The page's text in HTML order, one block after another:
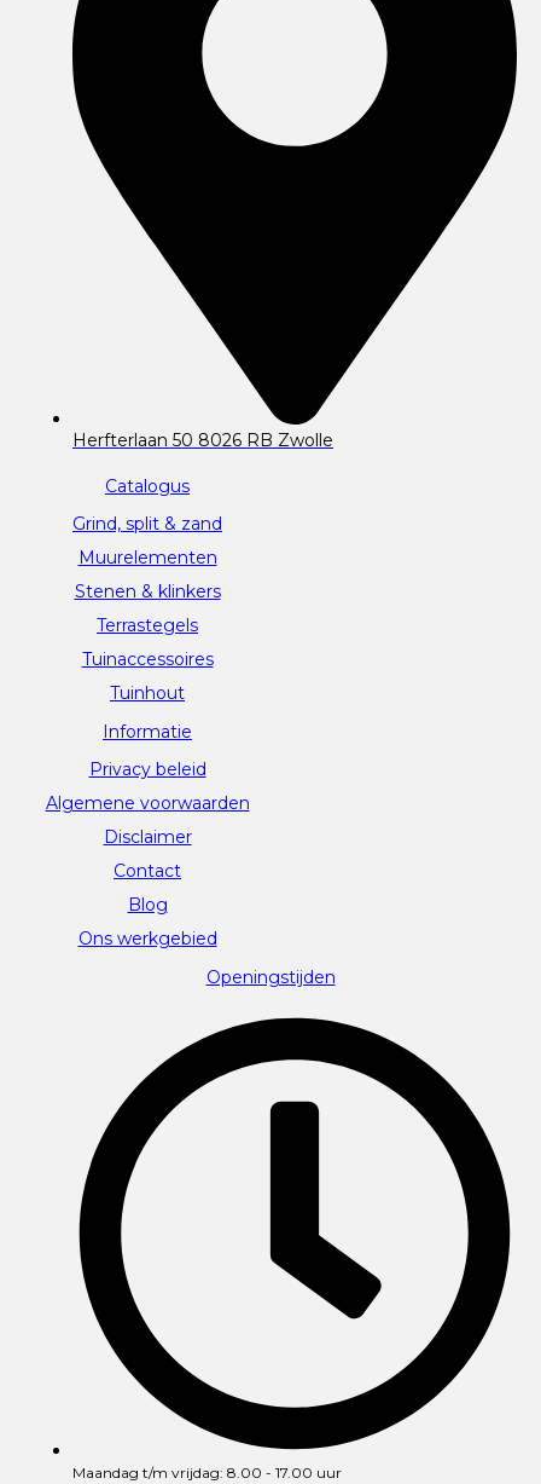
Herfterlaan 50 8026 RB Zwolle
Catalogus
Grind, split & zand
Muurelementen
Stenen & klinkers
Terrastegels
Tuinaccessoires
Tuinhout
Informatie
Privacy beleid
Algemene voorwaarden
Disclaimer
Contact
Blog
Ons werkgebied
Openingstijden
Maandag t/m vrijdag: 8.00 - 17.00 uur